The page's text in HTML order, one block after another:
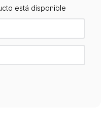
está disponible